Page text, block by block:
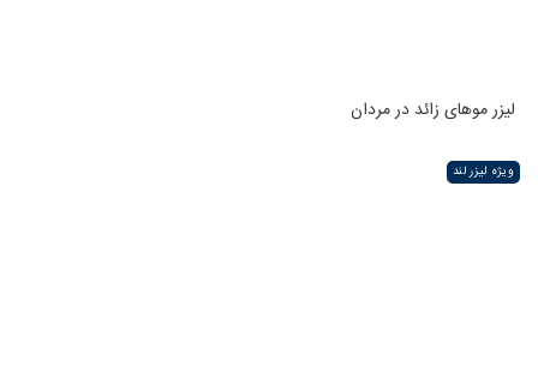
لیزر موهای زائد در مردان
ویژه لیزر لند